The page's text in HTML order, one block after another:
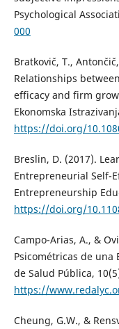
Psychological
000
Bratkovič, T.,
Relationships
efficacy and firm
Ekonomska
https://doi.org/
Breslin, D. (2017).
Entrepreneurial Self-
Entrepreneurship
https://doi.org/
Campo-Arias, A., &
Psicométricas de una
de Salud Pública,
https://
Cheung, G.W., &